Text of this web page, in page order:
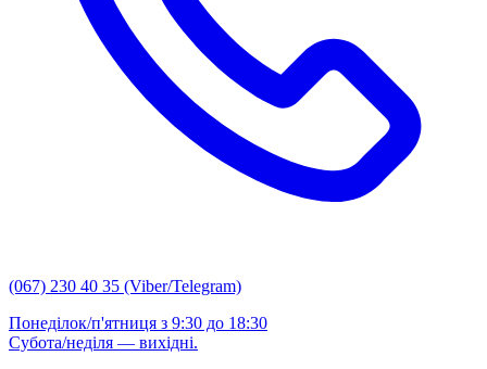
(067) 230 40 35 (Viber/Telegram)
Понеділок/п'ятниця з 9:30 до 18:30
Субота/неділя — вихідні.